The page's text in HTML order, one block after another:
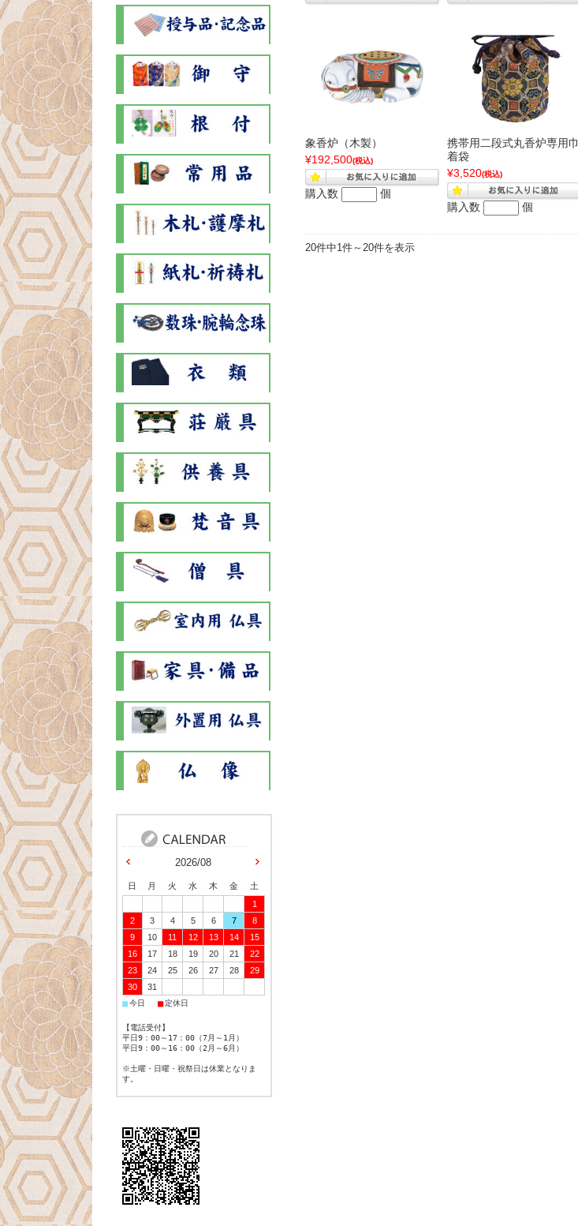
象香炉（木製）
¥192,500(税込)
購入数 個
携帯用二段式丸香炉専用巾
着袋
¥3,520(税込)
購入数 個
20件中1件～20件を表示
2026/08
日 月 火 水 木 金
土
1
2
3 4 5 6 7
8
9
10 11 12 13 14
15
16
17 18 19 20 21
22
23
24 25 26 27 28
29
30
31
■今日 ■定休日
【電話受付】
平日9：00～17：00（7月～1月）
平日9：00～16：00（2月～6月）
※土曜・日曜・祝祭日は休業となりま
す。